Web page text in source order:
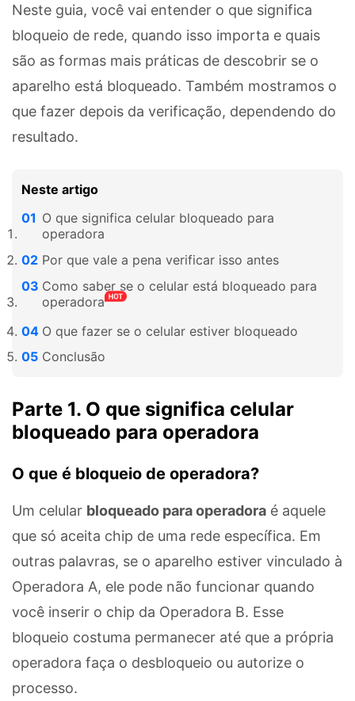
Neste guia, você vai entender o que significa
bloqueio de rede, quando isso importa e quais
são as formas mais práticas de descobrir se o
aparelho está bloqueado. Também mostramos o
que fazer depois da verificação, dependendo do
resultado.
Neste artigo
O que significa celular bloqueado para
operadora
Por que vale a pena verificar isso antes
Como saber se o celular está bloqueado para
operadora
O que fazer se o celular estiver bloqueado
Conclusão
Parte 1. O que significa celular
bloqueado para operadora
O que é bloqueio de operadora?
Um celular bloqueado para operadora é aquele
que só aceita chip de uma rede específica. Em
outras palavras, se o aparelho estiver vinculado à
Operadora A, ele pode não funcionar quando
você inserir o chip da Operadora B. Esse
bloqueio costuma permanecer até que a própria
operadora faça o desbloqueio ou autorize o
processo.